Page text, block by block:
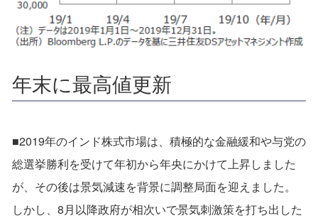
年末に最高値更新
■2019年のインド株式市場は、積極的な金融緩和や与党の
総選挙勝利を受けて年初から年央にかけて上昇しました
が、その後は景気減速を背景に調整局面を迎えました。
しかし、8月以降政府が相次いで景気刺激策を打ち出した